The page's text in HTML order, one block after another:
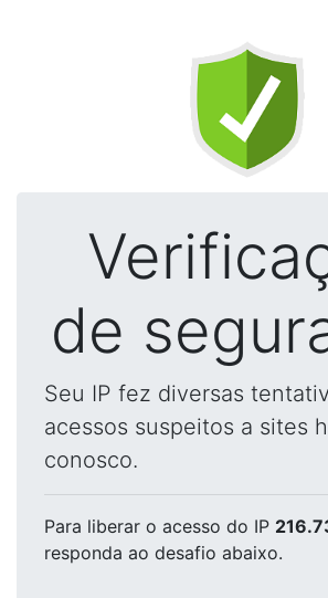
de
Seu IP fez diversas
acessos suspeitos a sites
conosco.
Para liberar o acesso do IP
responda ao desafio abaixo.